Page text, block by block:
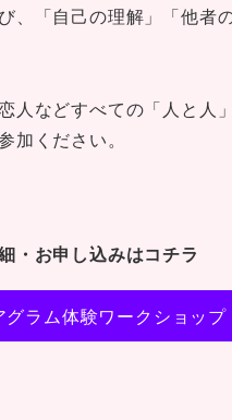
、「自己の理解」「他者
人などすべての「人と人
加ください。
・お申し込みはコチラ
グラム体験ワークショップ